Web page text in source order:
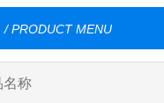
/ PRODUCT MENU